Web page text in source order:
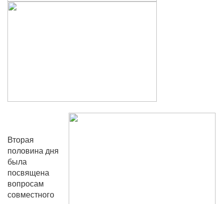
Вторая
половина дня
была
посвящена
вопросам
совместного